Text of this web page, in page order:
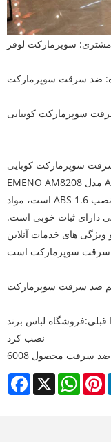
مشتری: سوپرمارکت لوفر
ضد سرقت سوپرمارکت
سوپرمارکت کوبایی
EMENO AM8208 مدل ABS را انتخاب کرد، ظاهر آن زیبا و سخاوتمندانه
است، مواد ABS مقرون به صرفه است، مهمترین چیز فاصله نصب 1.6
دارای ثبات خوبی است.
های خدمات آنلاین
قبلی:فروشگاه لباس برند ME&CITY دستگاه لباس ضد سرقت AM8089 را
نصب کرد
سرقت محصول 6008
Facebook
X